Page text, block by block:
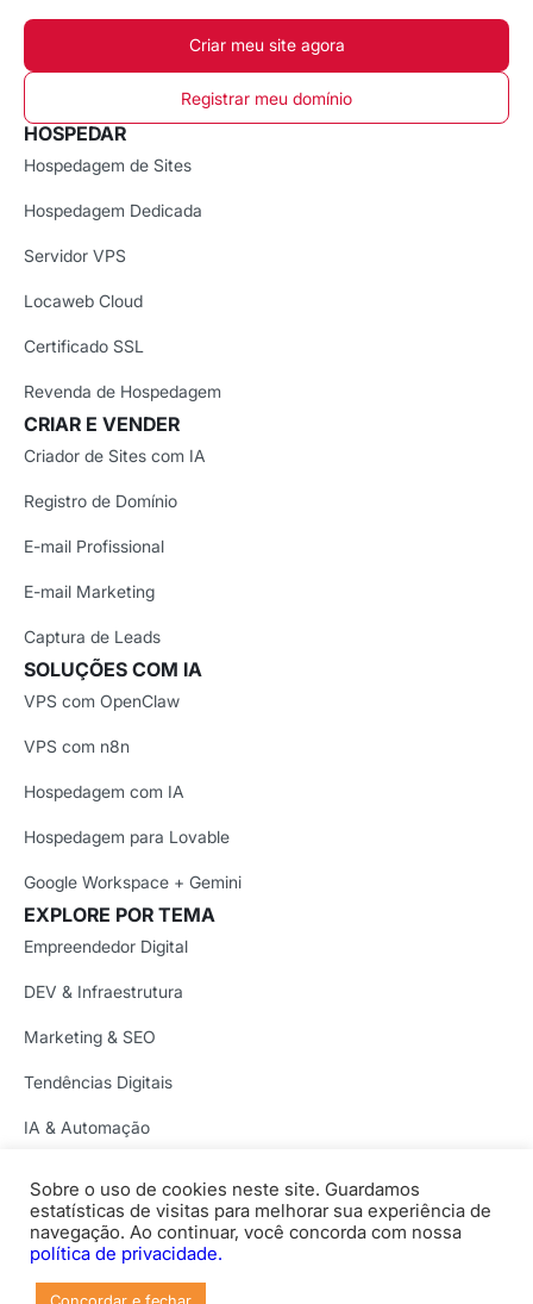
Criar meu site agora
Registrar meu domínio
HOSPEDAR
Hospedagem de Sites
Hospedagem Dedicada
Servidor VPS
Locaweb Cloud
Certificado SSL
Revenda de Hospedagem
CRIAR E VENDER
Criador de Sites com IA
Registro de Domínio
E-mail Profissional
E-mail Marketing
Captura de Leads
SOLUÇÕES COM IA
VPS com OpenClaw
VPS com n8n
Hospedagem com IA
Hospedagem para Lovable
Google Workspace + Gemini
EXPLORE POR TEMA
Empreendedor Digital
DEV & Infraestrutura
Marketing & SEO
Tendências Digitais
IA & Automação
Copyright © 1997-2026 Locaweb Serviços de Internet S/A.
Locaweb Serviços de Internet S/A • CNPJ/MF 02.351.877/0001-52.
Rua Itapaiuna, 2434 São Paulo- SP CEP: 05707-001
Sobre o uso de cookies neste site. Guardamos
estatísticas de visitas para melhorar sua experiência de
navegação. Ao continuar, você concorda com nossa
política de privacidade.